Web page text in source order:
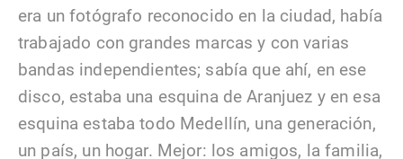
era un fotógrafo reconocido en la ciudad, había
trabajado con grandes marcas y con varias
bandas independientes; sabía que ahí, en ese
disco, estaba una esquina de Aranjuez y en esa
esquina estaba todo Medellín, una generación,
un país, un hogar. Mejor: los amigos, la familia,